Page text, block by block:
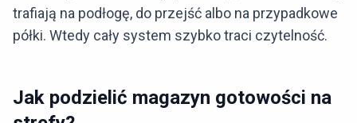
trafiają na podłogę, do przejść albo na przypadkowe
półki. Wtedy cały system szybko traci czytelność.
Jak podzielić magazyn gotowości na